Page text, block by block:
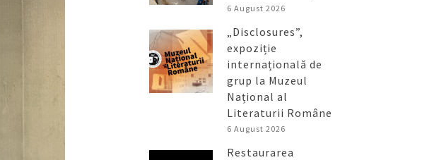
6 August 2026
„Disclosures”,
expoziție
internațională de
grup la Muzeul
Național al
Literaturii Române
6 August 2026
Restaurarea